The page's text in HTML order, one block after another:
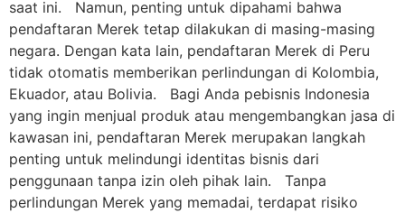
saat ini. Namun, penting untuk dipahami bahwa
pendaftaran Merek tetap dilakukan di masing-masing
negara. Dengan kata lain, pendaftaran Merek di Peru
tidak otomatis memberikan perlindungan di Kolombia,
Ekuador, atau Bolivia. Bagi Anda pebisnis Indonesia
yang ingin menjual produk atau mengembangkan jasa di
kawasan ini, pendaftaran Merek merupakan langkah
penting untuk melindungi identitas bisnis dari
penggunaan tanpa izin oleh pihak lain. Tanpa
perlindungan Merek yang memadai, terdapat risiko